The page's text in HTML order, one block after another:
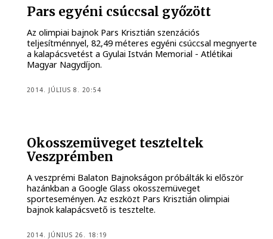
Pars egyéni csúccsal győzött
Az olimpiai bajnok Pars Krisztián szenzációs
teljesítménnyel, 82,49 méteres egyéni csúccsal megnyerte
a kalapácsvetést a Gyulai István Memorial - Atlétikai
Magyar Nagydíjon.
2014. JÚLIUS 8. 20:54
Okosszemüveget teszteltek
Veszprémben
A veszprémi Balaton Bajnokságon próbálták ki először
hazánkban a Google Glass okosszemüveget
sporteseményen. Az eszközt Pars Krisztián olimpiai
bajnok kalapácsvető is tesztelte.
2014. JÚNIUS 26. 18:19